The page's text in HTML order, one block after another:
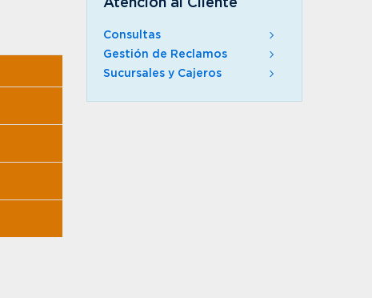
Atención al Cliente
Consultas
Gestión de Reclamos
Sucursales y Cajeros